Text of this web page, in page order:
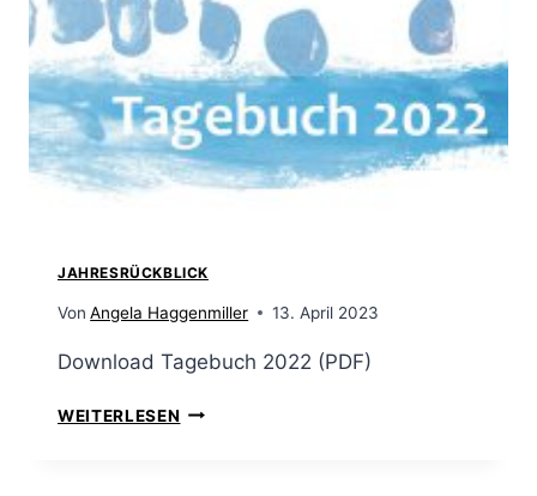
JAHRESRÜCKBLICK
Von Angela Haggenmiller 13. April 2023
Download Tagebuch 2022 (PDF)
WEITERLESEN